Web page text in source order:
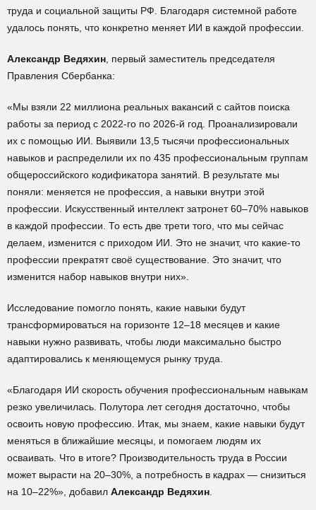
труда и социальной защиты РФ. Благодаря системной работе
удалось понять, что конкретно меняет ИИ в каждой профессии.
Александр Ведяхин , первый заместитель председателя
Правления Сбербанка:
«Мы взяли 22 миллиона реальных вакансий с сайтов поиска
работы за период с 2022-го по 2026-й год. Проанализировали
их с помощью ИИ. Выявили 13,5 тысячи профессиональных
навыков и распределили их по 435 профессиональным группам
общероссийского кодификатора занятий. В результате мы
поняли: меняется не профессия, а навыки внутри этой
профессии. Искусственный интеллект затронет 60–70% навыков
в каждой профессии. То есть две трети того, что мы сейчас
делаем, изменится с приходом ИИ. Это не значит, что какие-то
профессии прекратят своё существование. Это значит, что
изменится набор навыков внутри них».
Исследование помогло понять, какие навыки будут
трансформироваться на горизонте 12–18 месяцев и какие
навыки нужно развивать, чтобы люди максимально быстро
адаптировались к меняющемуся рынку труда.
«Благодаря ИИ скорость обучения профессиональным навыкам
резко увеличилась. Полутора лет сегодня достаточно, чтобы
освоить новую профессию. Итак, мы знаем, какие навыки будут
меняться в ближайшие месяцы, и помогаем людям их
осваивать. Что в итоге? Производительность труда в России
может вырасти на 20–30%, а потребность в кадрах — снизиться
на 10–22%», добавил Александр Ведяхин